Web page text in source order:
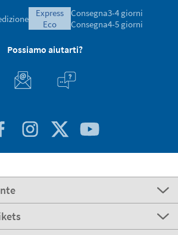
express
eco
Consegna3-4 giorni
Consegna4-5 giorni
Possiamo aiutarti?